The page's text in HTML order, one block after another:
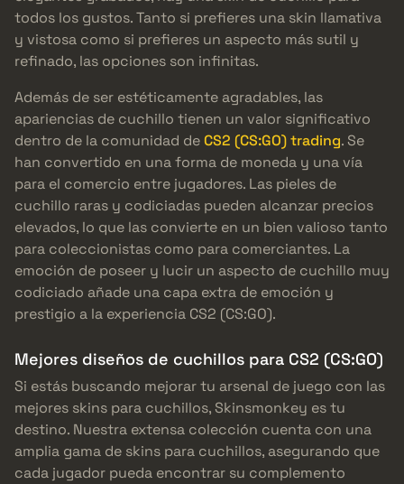
todos los gustos. Tanto si prefieres una skin llamativa
y vistosa como si prefieres un aspecto más sutil y
refinado, las opciones son infinitas.
Además de ser estéticamente agradables, las
apariencias de cuchillo tienen un valor significativo
dentro de la comunidad deCS2 (CS:GO) trading. Se
han convertido en una forma de moneda y una vía
para el comercio entre jugadores. Las pieles de
cuchillo raras y codiciadas pueden alcanzar precios
elevados, lo que las convierte en un bien valioso tanto
para coleccionistas como para comerciantes. La
emoción de poseer y lucir un aspecto de cuchillo muy
codiciado añade una capa extra de emoción y
prestigio a la experiencia CS2 (CS:GO).
Mejores diseños de cuchillos para CS2 (CS:GO)
Si estás buscando mejorar tu arsenal de juego con las
mejores skins para cuchillos, Skinsmonkey es tu
destino. Nuestra extensa colección cuenta con una
amplia gama de skins para cuchillos, asegurando que
cada jugador pueda encontrar su complemento